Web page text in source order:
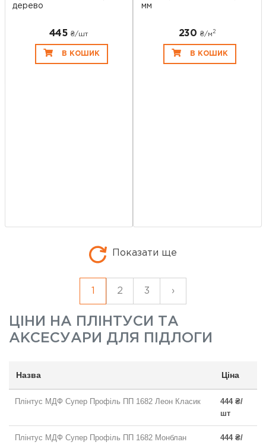
дерево
445 ₴/шт
В КОШИК
мм
230 ₴/м 2
В КОШИК
Показати ще
1 2 3 ›
ЦІНИ НА ПЛІНТУСИ ТА
АКСЕСУАРИ ДЛЯ ПІДЛОГИ
Назва Ціна
Плінтус МДФ Супер Профіль ПП 1682 Леон Класик
444 ₴/
шт
Плінтус МДФ Супер Профіль ПП 1682 Монблан
444 ₴/